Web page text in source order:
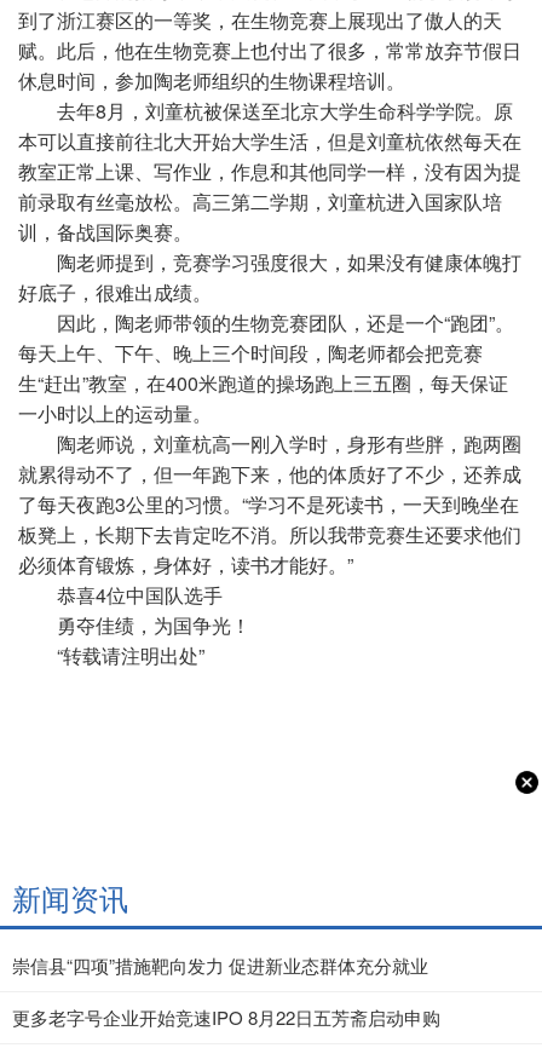
到了浙江赛区的一等奖，在生物竞赛上展现出了傲人的天
赋。此后，他在生物竞赛上也付出了很多，常常放弃节假日
休息时间，参加陶老师组织的生物课程培训。
去年8月，刘童杭被保送至北京大学生命科学学院。原
本可以直接前往北大开始大学生活，但是刘童杭依然每天在
教室正常上课、写作业，作息和其他同学一样，没有因为提
前录取有丝毫放松。高三第二学期，刘童杭进入国家队培
训，备战国际奥赛。
陶老师提到，竞赛学习强度很大，如果没有健康体魄打
好底子，很难出成绩。
因此，陶老师带领的生物竞赛团队，还是一个“跑团”。
每天上午、下午、晚上三个时间段，陶老师都会把竞赛
生“赶出”教室，在400米跑道的操场跑上三五圈，每天保证
一小时以上的运动量。
陶老师说，刘童杭高一刚入学时，身形有些胖，跑两圈
就累得动不了，但一年跑下来，他的体质好了不少，还养成
了每天夜跑3公里的习惯。“学习不是死读书，一天到晚坐在
板凳上，长期下去肯定吃不消。所以我带竞赛生还要求他们
必须体育锻炼，身体好，读书才能好。”
恭喜4位中国队选手
勇夺佳绩，为国争光！
“转载请注明出处”
新闻资讯
崇信县“四项”措施靶向发力 促进新业态群体充分就业
更多老字号企业开始竞速IPO 8月22日五芳斋启动申购